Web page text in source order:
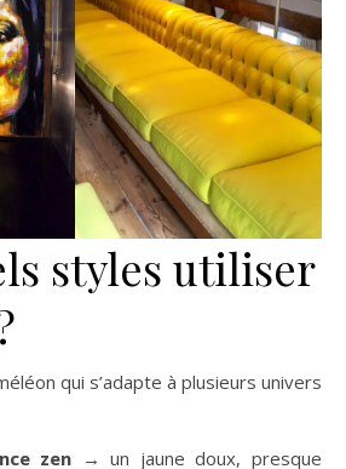
styles utiliser
qui s’adapte à plusieurs univers
zen → un jaune doux, presque